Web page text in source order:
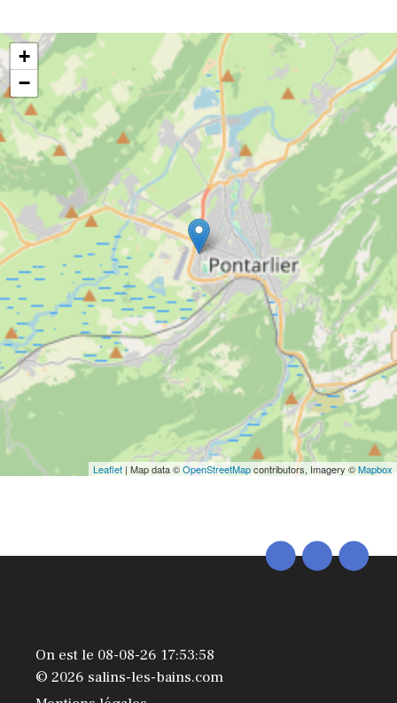
+
−
Leaflet | Map data ©OpenStreetMapcontributors, Imagery ©Mapbox
On est le 08-08-26 17:53:58
© 2026 salins-les-bains.com